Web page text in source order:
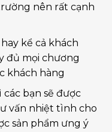
nên rất cạnh
kể cả khách
đủ mọi chương
khách hàng
các bạn sẽ được
vấn nhiệt tình cho
sản phẩm ưng ý